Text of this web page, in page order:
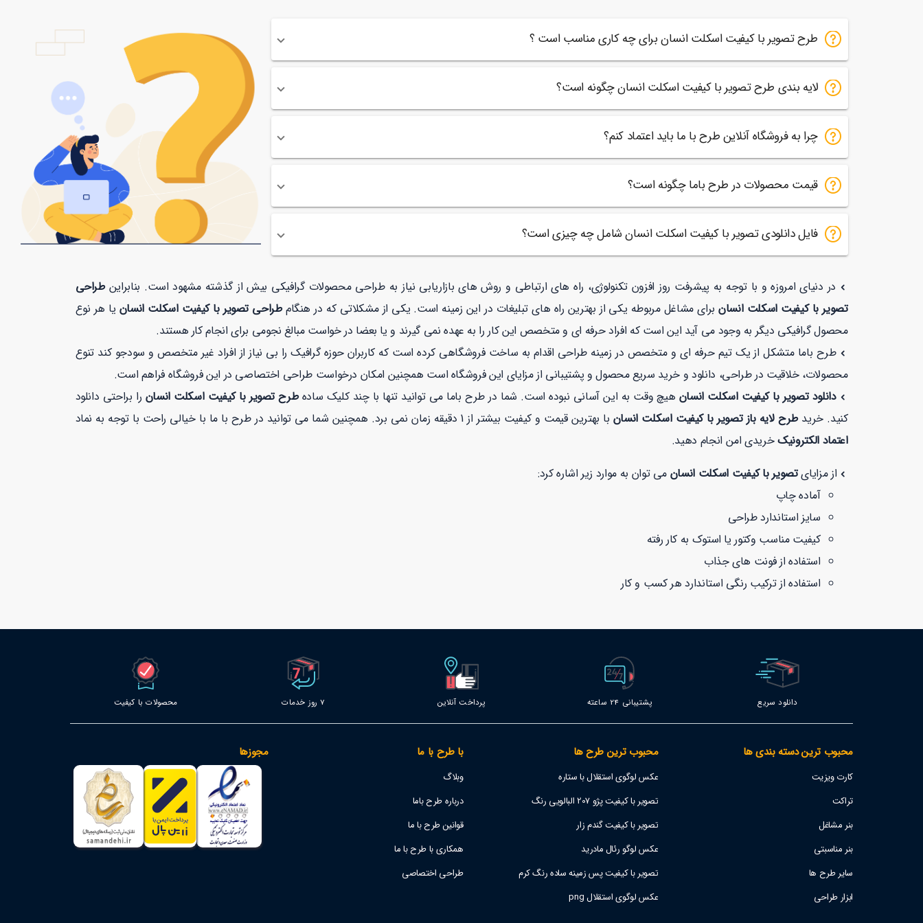
بیمار
طرح تصویر با کیفیت اسکلت انسان برای چه کاری مناسب است ؟
لایه بندی طرح تصویر با کیفیت اسکلت انسان چگونه است؟
چرا به فروشگاه آنلاین طرح با ما باید اعتماد کنم؟
قیمت محصولات در طرح باما چگونه است؟
فایل دانلودی تصویر با کیفیت اسکلت انسان شامل چه چیزی است؟
در دنیای امروزه و با توجه به پیشرفت روز افزون تکنولوژی، راه های ارتباطی و روش های بازاریابی نیاز به طراحی محصولات گرافیکی بیش از گذشته مشهود است. بنابراینطراحی
تصویر با کیفیت اسکلت انسان برای مشاغل مربوطه یکی از بهترین راه های تبلیغات در این زمینه است. یکی از مشکلاتی که در هنگامطراحی تصویر با کیفیت اسکلت انسان یا هر نوع
محصول گرافیکی دیگر به وجود می آید این است که افراد حرفه ای و متخصص این کار را به عهده نمی گیرند و یا بعضا در خواست مبالغ نجومی برای انجام کار هستند.
طرح باما متشکل از یک تیم حرفه ای و متخصص در زمینه طراحی اقدام به ساخت فروشگاهی کرده است که کاربران حوزه گرافیک را بی نیاز از افراد غیر متخصص و سودجو کند تنوع
محصولات، خلاقیت در طراحی، دانلود و خرید سریع محصول و پشتیبانی از مزایای این فروشگاه است همچنین امکان درخواست طراحی اختصاصی در این فروشگاه فراهم است.
دانلود تصویر با کیفیت اسکلت انسان هیچ وقت به این آسانی نبوده است. شما در طرح باما می توانید تنها با چند کلیک سادهطرح تصویر با کیفیت اسکلت انسان را براحتی دانلود
کنید. خریدطرح لایه باز تصویر با کیفیت اسکلت انسان با بهترین قیمت و کیفیت بیشتر از 1 دقیقه زمان نمی برد. همچنین شما می توانید در طرح با ما با خیالی راحت با توجه به نماد
اعتماد الکترونیکخریدی امن انجام دهید.
از مزایایتصویر با کیفیت اسکلت انسان می توان به موارد زیر اشاره کرد:
آماده چاپ
سایز استاندارد طراحی
کیفیت مناسب وکتور یا استوک به کار رفته
استفاده از فونت های جذاب
استفاده از ترکیب رنگی استاندارد هر کسب و کار
دانلود سریع پشتیبانی 24 ساعته پرداخت آنلاین 7 روز خدمات محصولات با کیفیت
محبوب ترین دسته بندی ها
کارت ویزیت
تراکت
بنر مشاغل
بنر مناسبتی
سایر طرح ها
ابزار طراحی
محبوب ترین طرح ها
عکس لوگوی استقلال با ستاره
تصویر با کیفیت پژو 207 البالویی رنگ
تصویر با کیفیت گندم زار
عکس لوگو رئال مادرید
تصویر با کیفیت پس زمینه ساده رنگ کرم
عکس لوگوی استقلال png
با طرح با ما
وبلاگ
درباره طرح باما
قوانین طرح با ما
همکاری با طرح با ما
طراحی اختصاصی
مجوزها